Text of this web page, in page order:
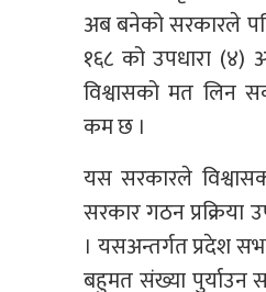
अब बनेको सरकारले
१६८ को उपधारा (४)
विश्वासको मत लिन
कम छ ।
यस सरकारले
सरकार गठन प्रक्रिया
। यसअन्तर्गत प्रदेश
बहुमत संख्या पुर्याउन